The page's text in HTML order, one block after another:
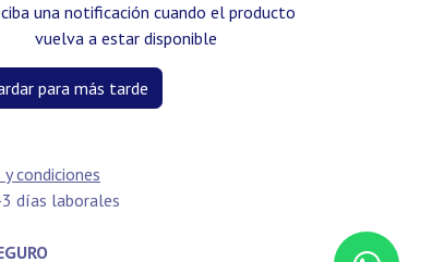
una notificación cuando el producto
vuelva a estar disponible
para más tarde
condiciones
días laborales